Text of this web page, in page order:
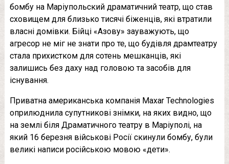
бомбу на Маріупольский драматичний театр, що став
сховищем для близько тисячі біженців, які втратили
власні домівки. Бійці «Азову» зауважують, що
агресор не міг не знати про те, що будівля драмтеатру
стала прихистком для сотень мешканців, які
залишись без даху над головою та засобів для
існування.
Приватна американська компанія Maxar Technologies
оприлюднила супутникові знімки, на яких видно, що
на землі біля Драматичного театру в Маріуполі, на
який 16 березня військові Росії скинули бомбу, були
великі написи російською мовою «дети».